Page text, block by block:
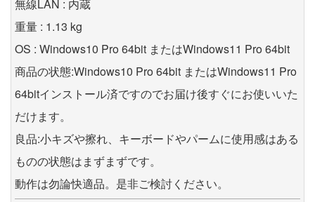
無線LAN : 内蔵
重量 : 1.13 kg
OS : Windows10 Pro 64bit またはWindows11 Pro 64bit
商品の状態:Windows10 Pro 64bit またはWindows11 Pro
64bitインストール済ですのでお届け後すぐにお使いいた
だけます。
良品:小キズや擦れ、キーボードやパームに使用感はある
ものの状態はまずまずです。
動作は勿論快適品。是非ご検討ください。